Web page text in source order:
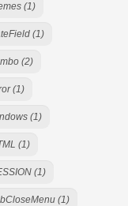
(1)
(1)
(2)
(1)
(1)
(1)
(1)
(1)